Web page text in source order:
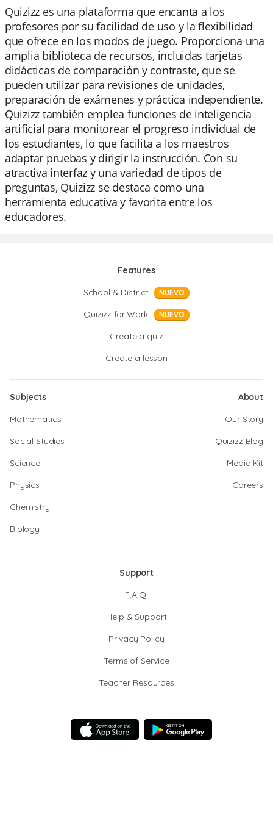
Quizizz es una plataforma que encanta a los
profesores por su facilidad de uso y la flexibilidad
que ofrece en los modos de juego. Proporciona una
amplia biblioteca de recursos, incluidas tarjetas
didácticas de comparación y contraste, que se
pueden utilizar para revisiones de unidades,
preparación de exámenes y práctica independiente.
Quizizz también emplea funciones de inteligencia
artificial para monitorear el progreso individual de
los estudiantes, lo que facilita a los maestros
adaptar pruebas y dirigir la instrucción. Con su
atractiva interfaz y una variedad de tipos de
preguntas, Quizizz se destaca como una
herramienta educativa y favorita entre los
educadores.
Features
School & District
NUEVO
Quizizz for Work NUEVO
Create a quiz
Create a lesson
Subjects
Mathematics
Social Studies
Science
Physics
Chemistry
Biology
About
Our Story
Quizizz Blog
Media Kit
Careers
Support
F.A.Q.
Help & Support
Privacy Policy
Terms of Service
Teacher Resources